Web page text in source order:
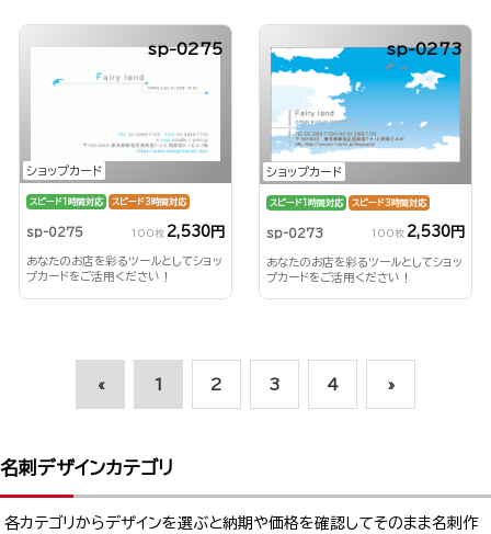
ショップカード
sp-0275
スピード1時間対応 スピード3時間対応
sp-0275 100枚 2,530円
あなたのお店を彩るツールとしてショッ
プカードをご活用ください！
ショップカード
sp-0273
スピード1時間対応 スピード3時間対応
sp-0273 100枚 2,530円
あなたのお店を彩るツールとしてショッ
プカードをご活用ください！
« 1 2 3 4 »
名刺デザインカテゴリ
各カテゴリからデザインを選ぶと納期や価格を確認してそのまま名刺作